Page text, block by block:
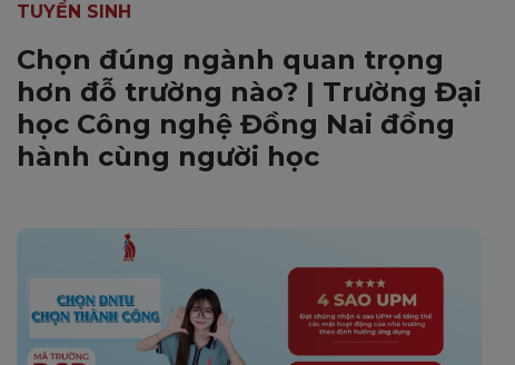
TUYỂN SINH
Chọn đúng ngành quan trọng
hơn đỗ trường nào? | Trường Đại
học Công nghệ Đồng Nai đồng
hành cùng người học